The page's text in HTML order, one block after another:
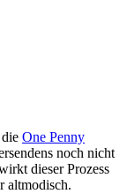
One Penny
noch nicht
dieser Prozess
altmodisch.